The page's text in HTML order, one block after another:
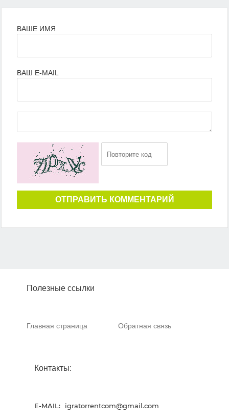
ВАШЕ ИМЯ
ВАШ E-MAIL
ОТПРАВИТЬ КОММЕНТАРИЙ
Полезные ссылки
Главная страница Обратная связь
Контакты:
E-MAIL: igratorrentcom@gmail.com